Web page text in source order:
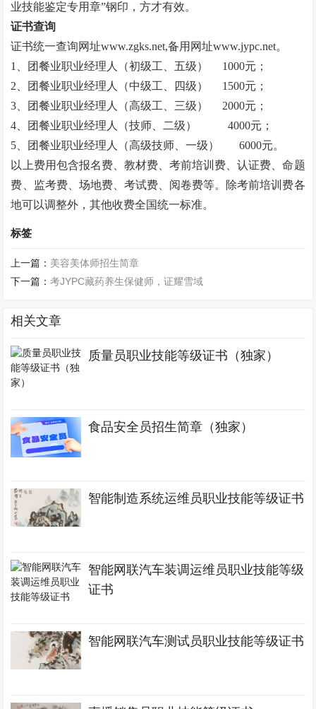
业技能鉴定专用章”钢印，方才有效。
证书查询
证书统一查询网址www.zgks.net,备用网址www.jypc.net。
1、团餐业职业经理人（初级工、五级）
1000元；
2、团餐业职业经理人（中级工、四级）
1500元；
3、团餐业职业经理人（高级工、三级）
2000元；
4、团餐业职业经理人（技师、二级） 4000元；
5、团餐业职业经理人（高级技师、一级） 6000元。
以上费用包含报名费、教材费、考前培训费、认证费、命题
费、监考费、场地费、考试费、阅卷费等。除考前培训费各
地可以调整外，其他收费全国统一标准。
标签
上一篇： 美容美体师招生简章
下一篇：考JYPC藏药养生保健师，证耀雪域
相关文章
质量员职业技能等级证书（独家）
食品安全员招生简章（独家）
智能制造系统运维员职业技能等级证书
智能网联汽车装调运维员职业技能等级
证书
智能网联汽车测试员职业技能等级证书